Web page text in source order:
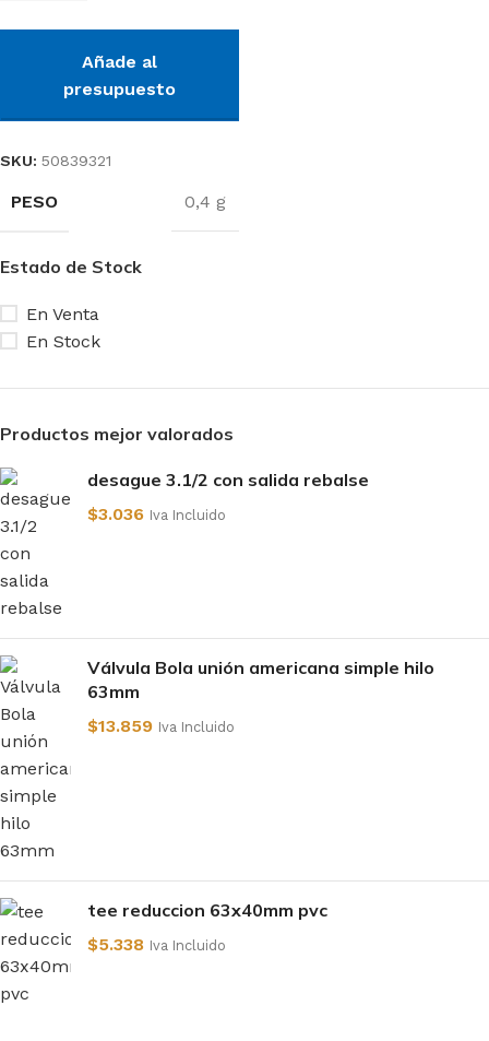
Estado de Stock
En Venta
En Stock
Productos mejor valorados
desague 3.1/2 con salida rebalse
$3.036 Iva Incluido
Válvula Bola unión americana simple hilo
63mm
$13.859 Iva Incluido
tee reduccion 63x40mm pvc
$5.338 Iva Incluido
Añade al
presupuesto
SKU: 50839321
PESO 0,4 g